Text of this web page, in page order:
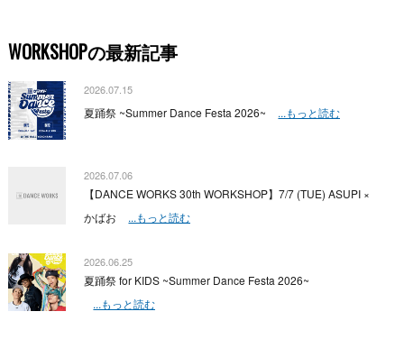
WORKSHOPの最新記事
2026.07.15
夏踊祭 ~Summer Dance Festa 2026~ ...もっと読む
2026.07.06
【DANCE WORKS 30th WORKSHOP】7/7 (TUE) ASUPI ×
かばお
...もっと読む
2026.06.25
夏踊祭 for KIDS ~Summer Dance Festa 2026~
...もっと読む